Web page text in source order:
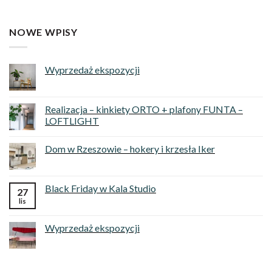
NOWE WPISY
Wyprzedaż ekspozycji
Realizacja – kinkiety ORTO + plafony FUNTA –
LOFTLIGHT
Dom w Rzeszowie – hokery i krzesła Iker
27
lis
Black Friday w Kala Studio
Wyprzedaż ekspozycji